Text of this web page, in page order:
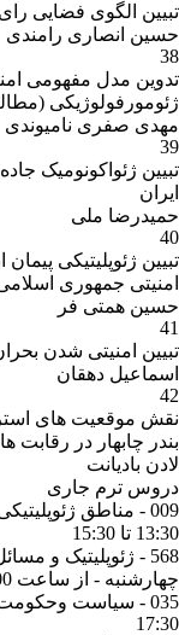
تبیین الگوی فضایی رای
حسین انصاری رامندی
38
تدوین مدل مفهومی
ژئومورفولوژیکی
مهدی صفری نامیوندی
39
تبیین ژئواکونومیک
ایران
حمیدرضا ملی
40
تبیین ژئوپلیتیکی
امنیتی جمهوری
حسین همتی فر
41
تبیین امنیتی شدن
اسماعیل دهقان
42
نقش موقعیت های
بندر چابهار در رقابت
لادن بادیانت
دروس ترم جاری
009 - مناطق
13:30 تا 15:30
568 - ژئوپلیتیک و
چهارشنبه - از ساعت 10:00 تا 12:00
17:30